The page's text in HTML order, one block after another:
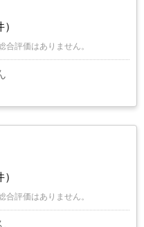
評価はありません。
評価はありません。